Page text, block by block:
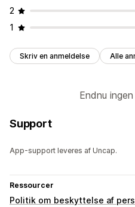
2
1
Skriv en anmeldelse Alle
Endnu
Support
App-support leveres af Uncap.
Ressourcer
Politik om beskyttelse af